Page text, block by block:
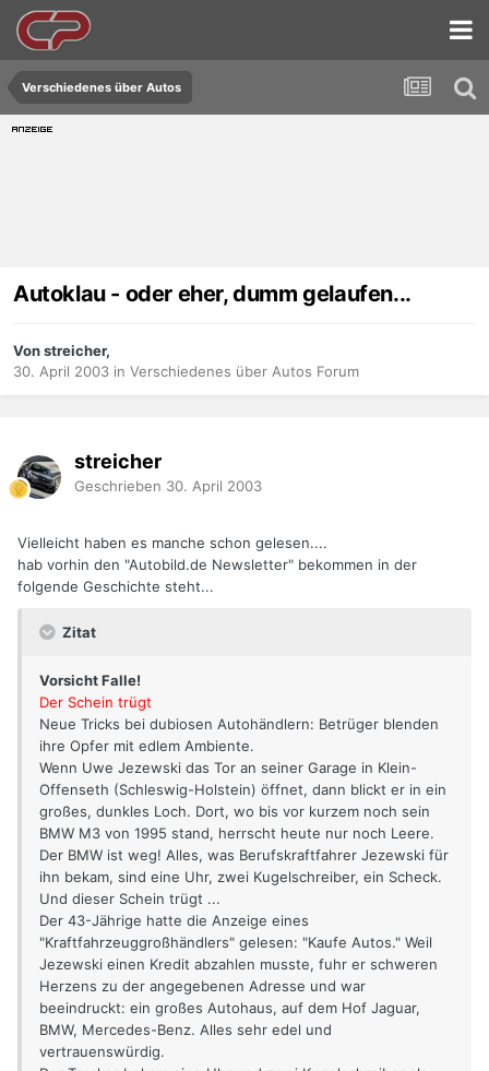
Verschiedenes über Autos
Autoklau - oder eher, dumm gelaufen...
Von streicher,
30. April 2003 in Verschiedenes über Autos Forum
streicher
Geschrieben 30. April 2003
Vielleicht haben es manche schon gelesen....
hab vorhin den "Autobild.de Newsletter" bekommen in der
folgende Geschichte steht...
Zitat
Vorsicht Falle!
Der Schein trügt
Neue Tricks bei dubiosen Autohändlern: Betrüger blenden
ihre Opfer mit edlem Ambiente.
Wenn Uwe Jezewski das Tor an seiner Garage in Klein-
Offenseth (Schleswig-Holstein) öffnet, dann blickt er in ein
großes, dunkles Loch. Dort, wo bis vor kurzem noch sein
BMW M3 von 1995 stand, herrscht heute nur noch Leere.
Der BMW ist weg! Alles, was Berufskraftfahrer Jezewski für
ihn bekam, sind eine Uhr, zwei Kugelschreiber, ein Scheck.
Und dieser Schein trügt ...
Der 43-Jährige hatte die Anzeige eines
"Kraftfahrzeuggroßhändlers" gelesen: "Kaufe Autos." Weil
Jezewski einen Kredit abzahlen musste, fuhr er schweren
Herzens zu der angegebenen Adresse und war
beeindruckt: ein großes Autohaus, auf dem Hof Jaguar,
BMW, Mercedes-Benz. Alles sehr edel und
vertrauenswürdig.